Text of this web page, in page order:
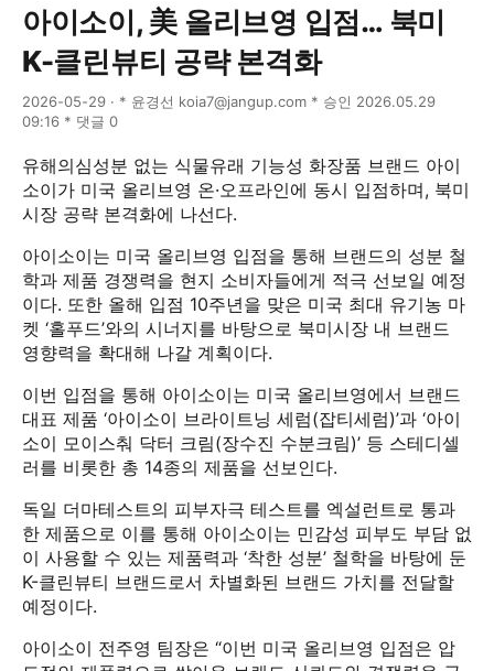
아이소이, 美 올리브영 입점… 북미
K-클린뷰티 공략 본격화
2026-05-29 · * 윤경선 koia7@jangup.com * 승인 2026.05.29
09:16 * 댓글 0
유해의심성분 없는 식물유래 기능성 화장품 브랜드 아이
소이가 미국 올리브영 온·오프라인에 동시 입점하며, 북미
시장 공략 본격화에 나선다.
아이소이는 미국 올리브영 입점을 통해 브랜드의 성분 철
학과 제품 경쟁력을 현지 소비자들에게 적극 선보일 예정
이다. 또한 올해 입점 10주년을 맞은 미국 최대 유기농 마
켓 ‘홀푸드’와의 시너지를 바탕으로 북미시장 내 브랜드
영향력을 확대해 나갈 계획이다.
이번 입점을 통해 아이소이는 미국 올리브영에서 브랜드
대표 제품 ‘아이소이 브라이트닝 세럼(잡티세럼)’과 ‘아이
소이 모이스춰 닥터 크림(장수진 수분크림)’ 등 스테디셀
러를 비롯한 총 14종의 제품을 선보인다.
독일 더마테스트의 피부자극 테스트를 엑설런트로 통과
한 제품으로 이를 통해 아이소이는 민감성 피부도 부담 없
이 사용할 수 있는 제품력과 ‘착한 성분’ 철학을 바탕에 둔
K-클린뷰티 브랜드로서 차별화된 브랜드 가치를 전달할
예정이다.
아이소이 전주영 팀장은 “이번 미국 올리브영 입점은 압